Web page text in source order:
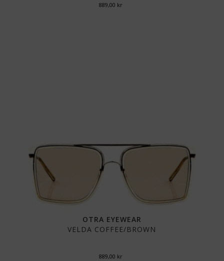
889,00 kr
OTRA EYEWEAR
VELDA COFFEE/BROWN
889,00 kr